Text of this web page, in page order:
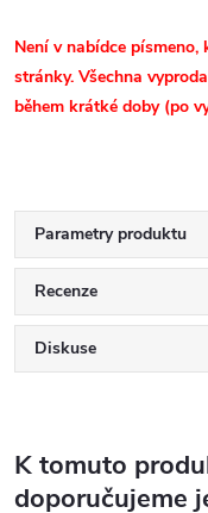
Není v nabídce písmeno,
stránky. Všechna
během krátké doby (po
Parametry produktu
Recenze
Diskuse
K tomuto
doporučujeme